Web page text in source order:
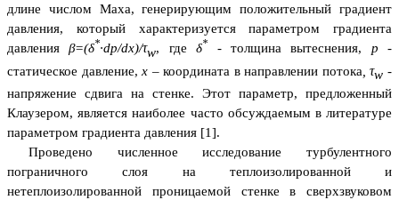
длине числом Маха, генерирующим положительный градиент
давления, который характеризуется параметром градиента
давленияβ=(δ*·dp/dx)/τw, гдеδ* - толщина вытеснения, p -
статическое давление,x – координата в направлении потока ,τw -
напряжение сдвига на стенке. Этот параметр, предложенный
Клаузером, является наиболее часто обсуждаемым в литературе
параметром градиента давления [1].
Проведено численное исследование турбулентного
пограничного слоя на теплоизолированной и
нетеплоизолированной проницаемой стенке в сверхзвуковом